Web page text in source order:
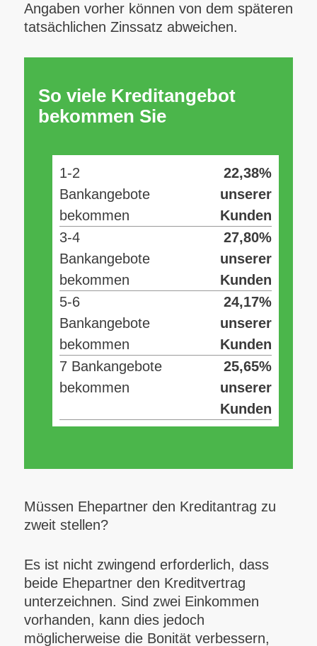
Angaben vorher können von dem späteren
tatsächlichen Zinssatz abweichen.
So viele Kreditangebot
bekommen Sie
1-2
Bankangebote
bekommen
22,38%
unserer
Kunden
3-4
Bankangebote
bekommen
27,80%
unserer
Kunden
5-6
Bankangebote
bekommen
24,17%
unserer
Kunden
7 Bankangebote
bekommen
25,65%
unserer
Kunden
Müssen Ehepartner den Kreditantrag zu
zweit stellen?
Es ist nicht zwingend erforderlich, dass
beide Ehepartner den Kreditvertrag
unterzeichnen. Sind zwei Einkommen
vorhanden, kann dies jedoch
möglicherweise die Bonität verbessern,